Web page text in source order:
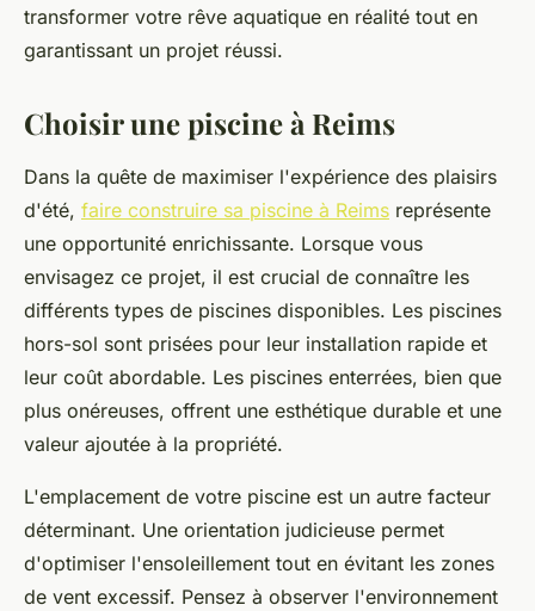
transformer votre rêve aquatique en réalité tout en
garantissant un projet réussi.
Choisir une piscine à Reims
Dans la quête de maximiser l'expérience des plaisirs
d'été, faire construire sa piscine à Reims représente
une opportunité enrichissante. Lorsque vous
envisagez ce projet, il est crucial de connaître les
différents types de piscines disponibles. Les piscines
hors-sol sont prisées pour leur installation rapide et
leur coût abordable. Les piscines enterrées, bien que
plus onéreuses, offrent une esthétique durable et une
valeur ajoutée à la propriété.
L'emplacement de votre piscine est un autre facteur
déterminant. Une orientation judicieuse permet
d'optimiser l'ensoleillement tout en évitant les zones
de vent excessif. Pensez à observer l'environnement